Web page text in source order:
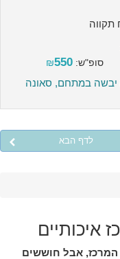
תקווה
סופ"ש: ₪550
סאונה יבשה במתחם, סאונה
לדף הבא
איכותיים
המרכז, אבל חוששים